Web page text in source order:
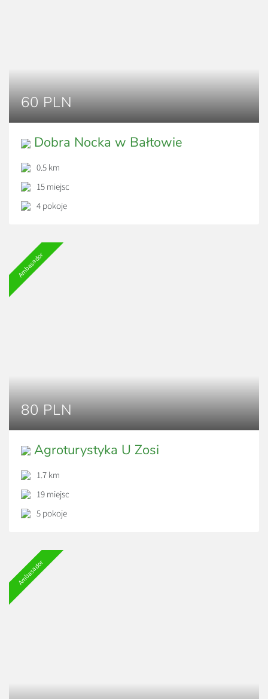
60 PLN
Dobra Nocka w Bałtowie
0.5 km
15 miejsc
4 pokoje
Ambasador
80 PLN
Agroturystyka U Zosi
1.7 km
19 miejsc
5 pokoje
Ambasador